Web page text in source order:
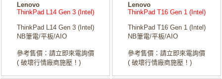
Lenovo
ThinkPad L14 Gen 3 (Intel)
ThinkPad L14 Gen 3 (Intel)
NB筆電/平板/AIO
參考售價：請立即來電詢價
( 破壞行情廠商施壓！)
Lenovo
ThinkPad T16 Gen 1 (Intel)
ThinkPad T16 Gen 1 (Intel)
NB筆電/平板/AIO
參考售價：請立即來電詢價
( 破壞行情廠商施壓！)